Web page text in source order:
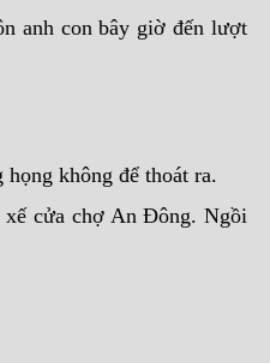
anh con bây giờ đến lượt
không để thoát ra.
xế cửa chợ An Đông. Ngồi